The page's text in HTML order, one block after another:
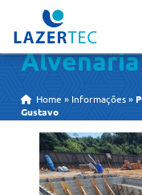
Piscinas
Home » Informações »
Gustavo